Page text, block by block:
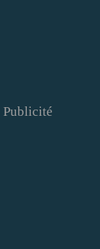
Publicité